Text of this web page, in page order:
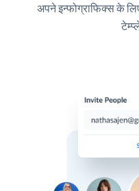
अपने इन्फोग्राफिक्स के